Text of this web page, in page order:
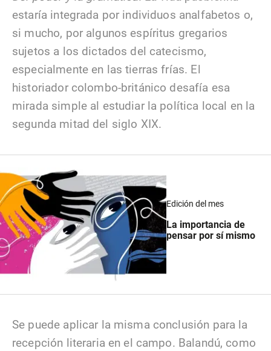
estaría integrada por individuos analfabetos o,
si mucho, por algunos espíritus gregarios
sujetos a los dictados del catecismo,
especialmente en las tierras frías. El
historiador colombo-británico desafía esa
mirada simple al estudiar la política local en la
segunda mitad del siglo XIX.
Edición del mes
La importancia de
pensar por sí mismo
Se puede aplicar la misma conclusión para la
recepción literaria en el campo. Balandú, como